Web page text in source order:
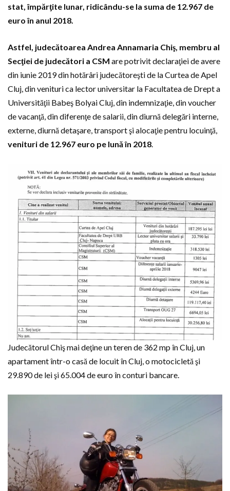
stat, împărţite lunar, ridicându-se la suma de 12.967 de
euro în anul 2018.
Astfel, judecătoarea Andrea Annamaria Chiş, membru al
Secţiei de judecători a CSM are potrivit declaraţiei de avere
din iunie 2019 din hotărâri judecătoreşti de la Curtea de Apel
Cluj, din venituri ca lector universitar la Facultatea de Drept a
Universităţii Babeş Bolyai Cluj, din indemnizaţie, din voucher
de vacanţă, din diferenţe de salarii, din diurnă delegări interne,
externe, diurnă detaşare, transport şi alocaţie pentru locuinţă,
venituri de 12.967 euro pe lună în 2018.
Judecătorul Chiş mai deţine un teren de 362 mp în Cluj, un
apartament într-o casă de locuit în Cluj, o motocicletă şi
29.890 de lei şi 65.004 de euro în conturi bancare.